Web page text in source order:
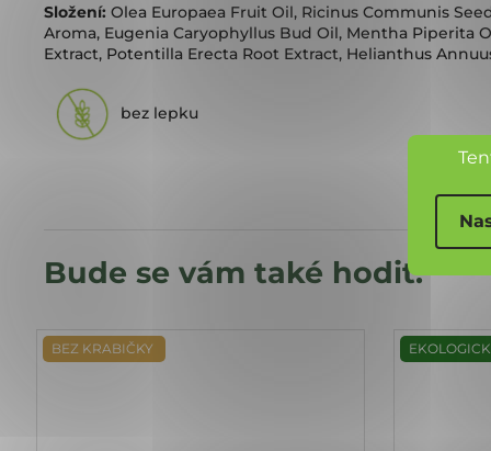
Složení: Olea Europaea Fruit Oil, Ricinus Communis
Aroma, Eugenia Caryophyllus Bud Oil, Mentha Piperita
Extract, Potentilla Erecta Root Extract, Helianthus
bez lepku
BEZ KRABIČKY